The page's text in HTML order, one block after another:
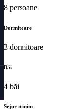
8 persoane
Dormitoare
3 dormitoare
Băi
4 băi
Sejur minim